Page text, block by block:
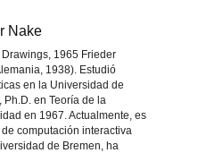
Nake
Drawings, 1965 Frieder
1938). Estudió
en la Universidad de
Ph.D. en Teoría de la
en 1967. Actualmente, es
computación interactiva
de Bremen, ha
Nake